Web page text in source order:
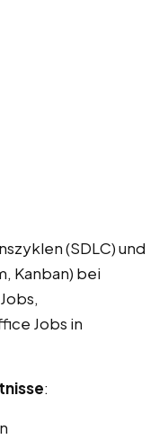
(SDLC) und
Kanban) bei
Jobs in
: